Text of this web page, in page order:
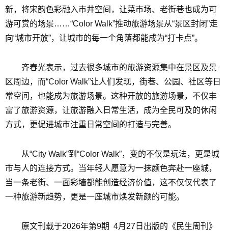
新，将宋韵色彩融入市井空间，让菜市场、老街巷也成为可
游可赏的场景……“Color Walk”推动旅游场景从“景区封闭”走
向“城市开放”，让城市的每一个角落都能成为“打卡点”。
齐春光表示，过去很多城市的旅游资源集中在景区及景
区周边，而“Color Walk”让人们发现，街巷、公园、社区等日
常空间，也能成为旅游场景。这种开放的旅游场景，不仅丰
富了旅游资源，让旅游融入日常生活，成为全民可及的休闲
方式，更促进城市注重日常空间的打造与完善。
从“City Walk”到“Color Walk”，变的不仅是玩法，更是城
市与人的连接方式。当年轻人愿意为一抹颜色奔赴一座城，
当一条老街、一面彩墙都能创造经济价值，这不仅仅代表了
一种旅游新趋势，更是一座城市焕发新颜的可能。
原文刊载于2026年第9期 4月27日出版的《民生周刊》